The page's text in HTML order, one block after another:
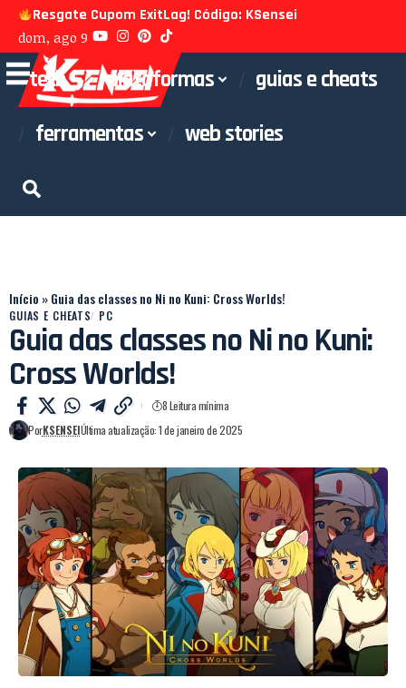
Resgate Cupom ExitLag! Código: KSensei
dom, ago 9
tech plataformas
guias e cheats
ferramentas
web stories
Início »Guia das classes no Ni no Kuni: Cross Worlds!
GUIAS E CHEATS PC
Guia das classes no Ni no Kuni:
Cross Worlds!
PorKSENSEIÚltima atualização: 1 de janeiro de 2025
8 Leitura mínima